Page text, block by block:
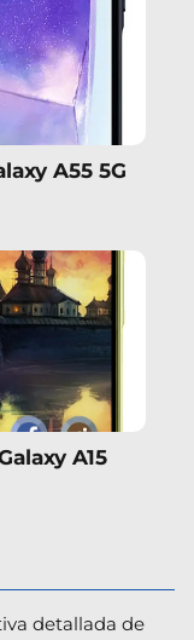
A55 5G
A15
detallada de